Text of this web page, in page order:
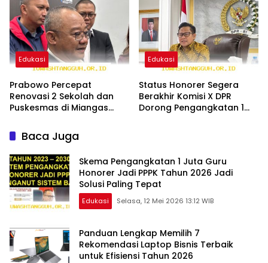
Edukasi
Prabowo Percepat
Renovasi 2 Sekolah dan
Puskesmas di Miangas
2026
Edukasi
Status Honorer Segera
Berakhir Komisi X DPR
Dorong Pengangkatan 1
Baca Juga
Skema Pengangkatan 1 Juta Guru
Honorer Jadi PPPK Tahun 2026 Jadi
Solusi Paling Tepat
Edukasi Selasa, 12 Mei 2026 13:12 WIB
Panduan Lengkap Memilih 7
Rekomendasi Laptop Bisnis Terbaik
untuk Efisiensi Tahun 2026